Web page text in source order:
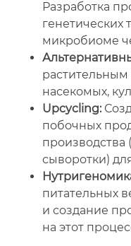
Разработка
генетических
микробиоме
насекомых,
Upcycling:
побочных
сыворотки)
питательных
и создание
на этот